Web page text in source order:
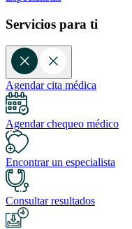
Servicios para ti
Agendar cita médica
Agendar chequeo médico
Encontrar un especialista
Consultar resultados